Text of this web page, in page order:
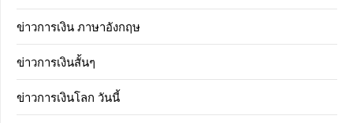
ข่าวการเงิน ภาษาอังกฤษ
ข่าวการเงินสั้นๆ
ข่าวการเงินโลก วันนี้